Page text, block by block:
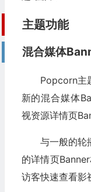
主题功能
混合媒体
Popcorn主
新的混合媒体
视资源详情页
与一般的轮
的详情页
访客快速查看影